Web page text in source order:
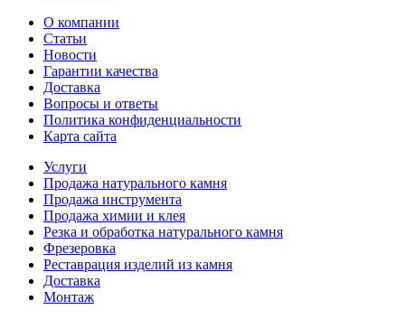
О компании
Статьи
Новости
Гарантии качества
Доставка
Вопросы и ответы
Политика конфиденциальности
Карта сайта
Услуги
Продажа натурального камня
Продажа инструмента
Продажа химии и клея
Резка и обработка натурального камня
Фрезеровка
Реставрация изделий из камня
Доставка
Монтаж